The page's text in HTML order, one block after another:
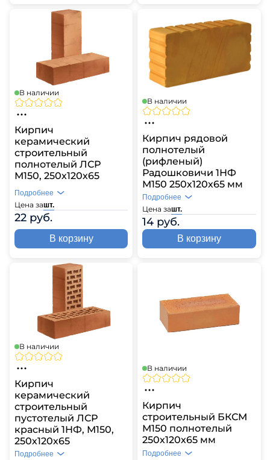
В наличии
Кирпич
керамический
строительный
полнотелый ЛСР
М150, 250х120х65
Цена зашт.
22 руб.
Подробнее
В корзину
В наличии
Кирпич рядовой
полнотелый
(рифленый)
Радошковичи 1НФ
М150 250х120х65 мм
Цена зашт.
14 руб.
Подробнее
В корзину
В наличии
Кирпич
керамический
строительный
пустотелый ЛСР
красный 1НФ, М150,
250х120х65
Подробнее
В наличии
Кирпич
строительный БКСМ
М150 полнотелый
250х120х65 мм
Подробнее